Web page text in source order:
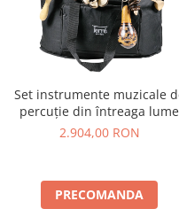
Set instrumente muzicale
percuție din întreaga lume
2.904,00 RON
PRECOMANDA